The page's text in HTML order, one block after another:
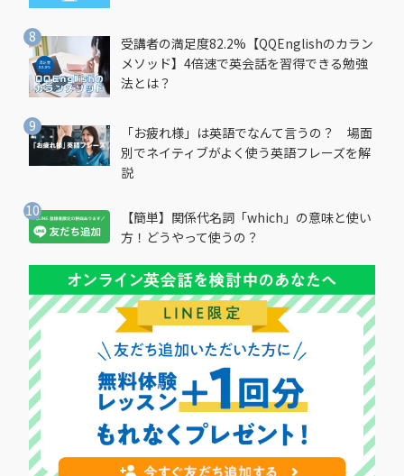
受講者の満足度82.2%【QQEnglishのカラン
メソッド】4倍速で英会話を習得できる勉強
法とは？
「お疲れ様」は英語でなんて言うの？ 場面
別でネイティブがよく使う英語フレーズを解
説
【簡単】関係代名詞「which」の意味と使い
方！どうやって使うの？